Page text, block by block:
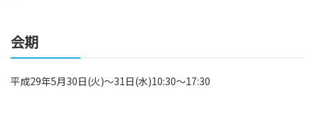
会期
平成29年5月30日(火)～31日(水)10:30～17:30